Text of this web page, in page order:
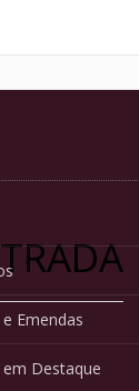
Emendas
Destaque